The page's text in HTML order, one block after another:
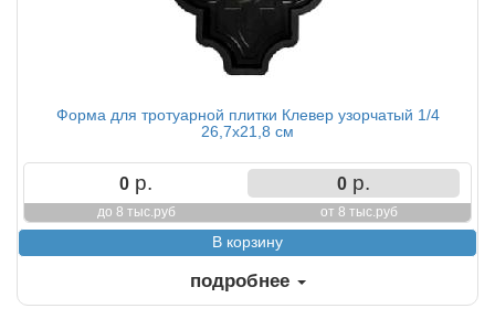
Форма для тротуарной плитки Клевер узорчатый 1/4
26,7х21,8 см
0 р.
до 8 тыс.руб
0р.
от 8 тыс.руб
подробнее